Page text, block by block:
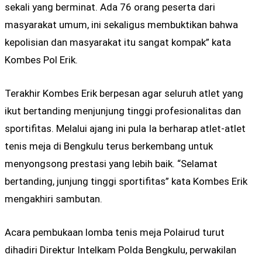
sekali yang berminat. Ada 76 orang peserta dari
masyarakat umum, ini sekaligus membuktikan bahwa
kepolisian dan masyarakat itu sangat kompak” kata
Kombes Pol Erik.
Terakhir Kombes Erik berpesan agar seluruh atlet yang
ikut bertanding menjunjung tinggi profesionalitas dan
sportifitas. Melalui ajang ini pula Ia berharap atlet-atlet
tenis meja di Bengkulu terus berkembang untuk
menyongsong prestasi yang lebih baik. “Selamat
bertanding, junjung tinggi sportifitas” kata Kombes Erik
mengakhiri sambutan.
Acara pembukaan lomba tenis meja Polairud turut
dihadiri Direktur Intelkam Polda Bengkulu, perwakilan